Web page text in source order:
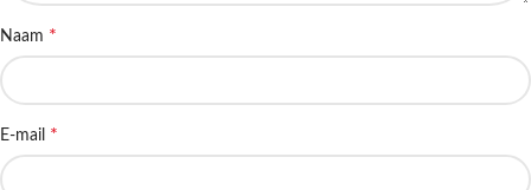
Naam *
E-mail *